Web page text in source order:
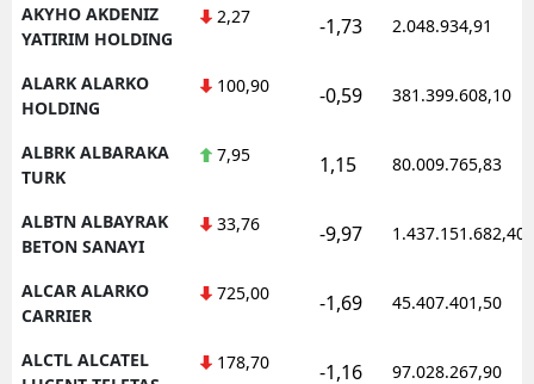
AKYHO AKDENIZ
YATIRIM HOLDING
2,27 -1,73 2.048.934,91
ALARK ALARKO
HOLDING
100,90 -0,59 381.399.608,10
ALBRK ALBARAKA
TURK
7,95 1,15 80.009.765,83
ALBTN ALBAYRAK
BETON SANAYI
33,76 -9,97 1.437.151.682,40
ALCAR ALARKO
CARRIER
725,00 -1,69 45.407.401,50
ALCTL ALCATEL
178,70 -1,16 97.028.267,90